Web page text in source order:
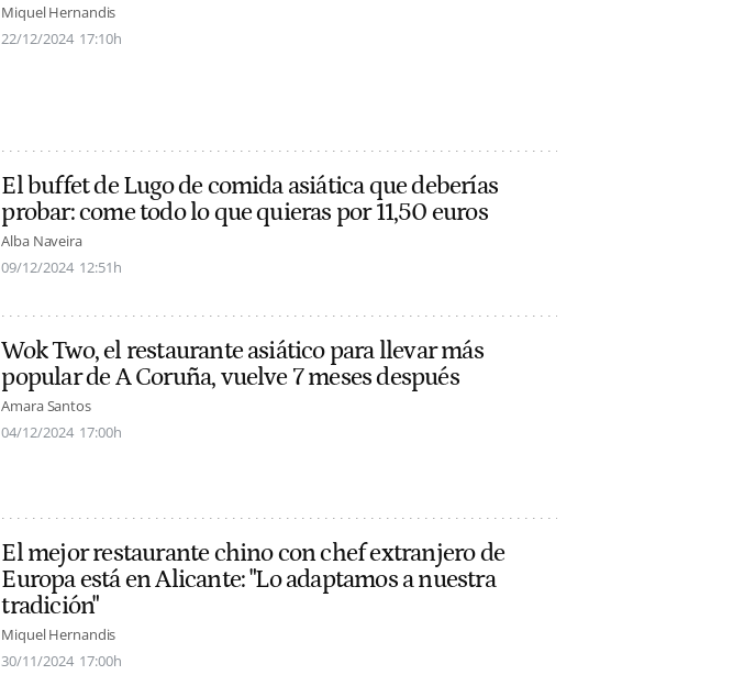
Miquel Hernandis
22/12/2024 17:10h
El buffet de Lugo de comida asiática que deberías
probar: come todo lo que quieras por 11,50 euros
Alba Naveira
09/12/2024 12:51h
Wok Two, el restaurante asiático para llevar más
popular de A Coruña, vuelve 7 meses después
Amara Santos
04/12/2024 17:00h
El mejor restaurante chino con chef extranjero de
Europa está en Alicante: "Lo adaptamos a nuestra
tradición"
Miquel Hernandis
30/11/2024 17:00h